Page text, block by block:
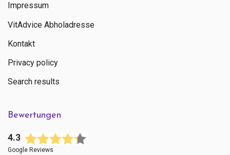
Impressum
VitAdvice Abholadresse
Kontakt
Privacy policy
Search results
Bewertungen
4.3
Google Reviews